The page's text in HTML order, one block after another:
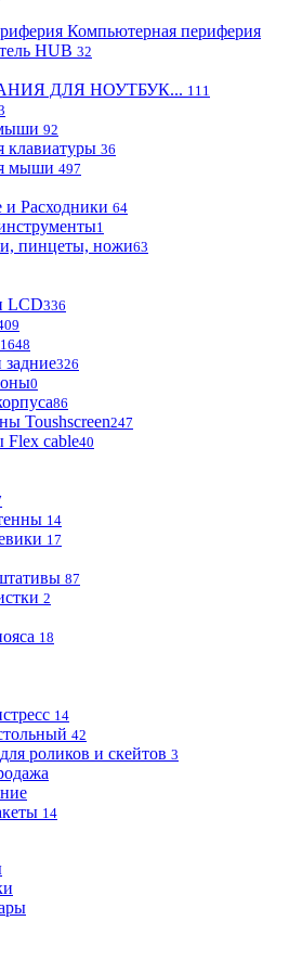
Компьютерная периферия
HUB 32
ДЛЯ НОУТБУК... 111
92
клавиатуры 36
мыши 497
и Расходники 64
1
пинцеты, ножи63
LCD336
1648
326
0
86
Toushscreen247
cable40
14
17
87
2
18
14
42
роликов и скейтов 3
14